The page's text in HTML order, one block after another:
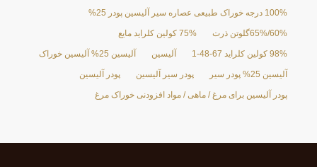
100% درجه خوراک طبیعی عصاره سیر آلیسین پودر 25%
60%/65%گلوتن ذرت 75% کولین کلراید مایع
98% کولین کلراید 67-48-1 آلیسین آلیسین 25% آلیسین خوراک
آلیسین 25% پودر سیر پودر سیر آلیسین پودر آلیسین
پودر آلیسین برای مرغ / ماهی / مواد افزودنی خوراک مرغ